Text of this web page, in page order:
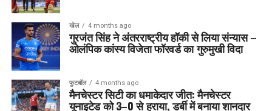
खेल 4 months ago
गुरजंत सिंह ने अंतरराष्ट्रीय हॉकी से लिया संन्यास –
ओलंपिक कांस्य विजेता फॉरवर्ड का गुरुमुखी विदा
फुटबॉल 4 months ago
मैनचेस्टर सिटी का धमाकेदार जीत: मैनचेस्टर
यूनाइटेड को 3–0 से हराया, डर्बी में बनाया शानदार